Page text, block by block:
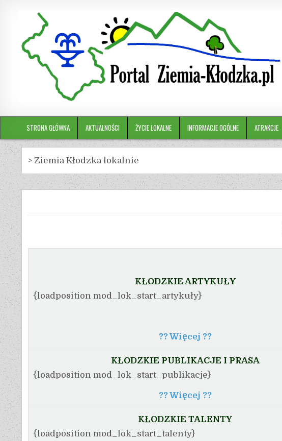
STRONA GŁÓWNA AKTUALNOŚCI ŻYCIE LOKALNE INFORMACJE OGÓLNE ATRAKCJE
> Ziemia Kłodzka lokalnie
KŁODZKIE ARTYKUŁY
{loadposition mod_lok_start_artykuły}
?? Więcej ??
KŁODZKIE PUBLIKACJE I PRASA
{loadposition mod_lok_start_publikacje}
?? Więcej ??
KŁODZKIE TALENTY
{loadposition mod_lok_start_talenty}